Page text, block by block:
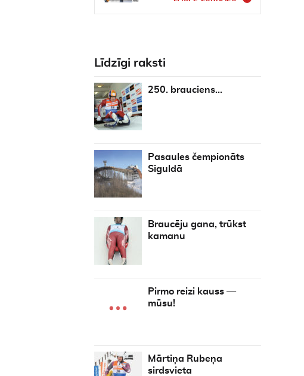
Līdzīgi raksti
250. brauciens…
Pasaules čempionāts
Siguldā
Braucēju gana, trūkst
kamanu
Pirmo reizi kauss —
mūsu!
Mārtiņa Rubeņa
sirdsvieta